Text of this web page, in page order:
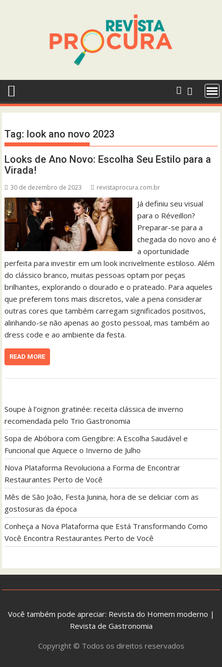
Tag: look ano novo 2023
Looks de Ano Novo: Escolha Seu Estilo para a
Virada!
30 de dezembro de 2023 revistaprocura.com.br
Já definiu seu visual
para o Réveillon?
Preparar-se para a
chegada do novo ano é
a oportunidade
perfeita para investir em um look incrivelmente estiloso. Além
do clássico branco, muitas pessoas optam por peças
brilhantes, explorando o dourado e o prateado. Para aqueles
que preferem tons mais discretos, vale a pena considerar
outras cores que também carregam significados positivos,
alinhando-se não apenas ao gosto pessoal, mas também ao
dress code e ao ambiente da festa.
READ MORE
Soupe à l’oignon gratinée: receita clássica de inverno
recomendada pelo Trio Gastronomia
Sopa de Abóbora com Gengibre: A Escolha Saudável e
Funcional que Aquece o Inverno de Julho
Nova Plataforma Revoluciona a Forma de Encontrar
Restaurantes Perto de Você
Mês de São João, Festa Junina, hora de se deliciar com as
gostosuras da época
Conheça a Nova Plataforma que Está Transformando Como
Você Encontra Restaurantes Perto de Você
Você também pode apreciar: Revista do Homem moderno |
Revista de Gastronomia
Copyright © Todos os direitos reservados